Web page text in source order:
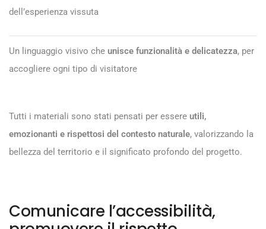
dell’esperienza vissuta
Un linguaggio visivo che unisce funzionalità e delicatezza, per
accogliere ogni tipo di visitatore
Tutti i materiali sono stati pensati per essere utili,
emozionanti e rispettosi del contesto naturale, valorizzando la
bellezza del territorio e il significato profondo del progetto.
Comunicare l’accessibilità,